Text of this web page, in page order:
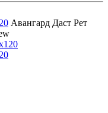
Авангард Даст Рет